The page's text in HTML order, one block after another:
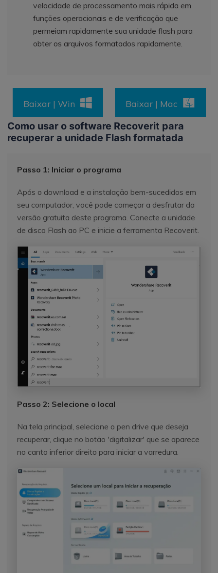
velocidade de processamento mais rápida em
funções operacionais e de verificação que
permeiam rapidamente sua unidade flash para
obter os arquivos formatados rapidamente.
Baixar | Win Baixar | Mac
Como usar o software Recoverit para
recuperar a unidade Flash formatada
Passo 1: Iniciar o programa
Após o download e a instalação bem-sucedidos em
seu computador, você pode começar a desfrutar da
versão gratuita deste programa. Conecte a unidade
de disco Flash ao PC e inicie a ferramenta Recoverit.
Passo 2: Selecione o local
Na tela principal, selecione o pen drive que deseja
recuperar, clique no botão 'digitalizar' que se aparece
no canto inferior direito para iniciar a varredura.